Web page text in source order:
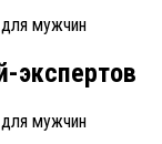
экспертов